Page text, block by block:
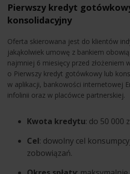
Pierwszy kredyt
konsolidacyjny
Oferta skierowana jest do klientów
jakąkolwiek umowę z bankiem
najmniej 6 miesięcy przed złożeniem
o Pierwszy kredyt gotówkowy lub
w aplikacji, bankowości internetowej
infolinii oraz w placówce partnerskiej.
Kwota kredytu: do 50 000
Cel: dowolny cel
zobowiązań.